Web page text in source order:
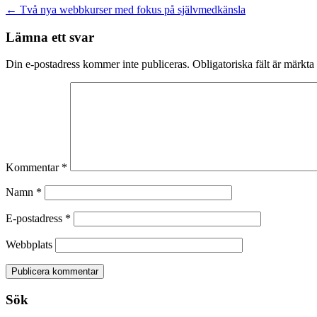
Inläggsnavigering
← Två nya webbkurser med fokus på självmedkänsla
Lämna ett svar
Din e-postadress kommer inte publiceras. Obligatoriska fält är märkta
Kommentar *
Namn *
E-postadress *
Webbplats
Sök